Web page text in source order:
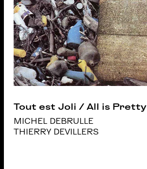
Tout est Joli / All is Pretty
MICHEL DEBRULLE
THIERRY DEVILLERS